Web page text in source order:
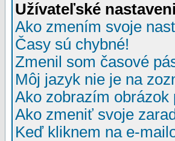
Užívateľské
Ako zmením svoje
Časy sú chybné!
Zmenil som časové
Môj jazyk nie je na
Ako zobrazím
Ako zmeniť svoje
Keď kliknem na e-